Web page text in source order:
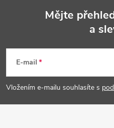
p
a
Mějte
a
E-mail
Vložením e-mailu souhlasíte s